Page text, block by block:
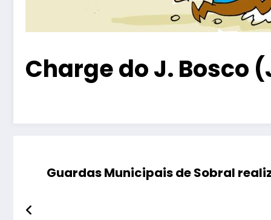
Charge do J. Bosco
Guardas Municipais de Sobral